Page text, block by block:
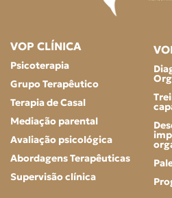
VOP CLÍNICA
Psicoterapia
Grupo Terapêutico
Terapia de Casal
Mediação parental
Avaliação psicológica
Abordagens Terapêuticas
Supervisão clínica